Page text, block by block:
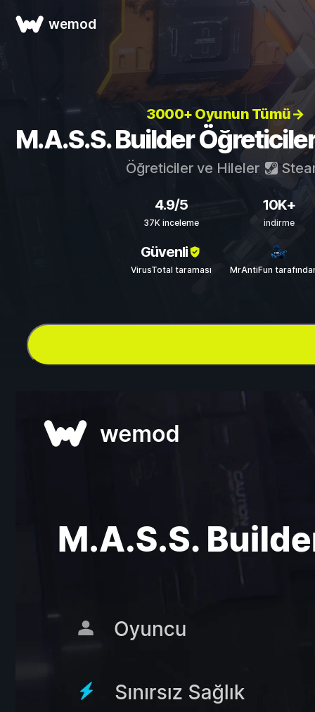
wemod
3000+ Oyunun Tümü→
M.A.S.S. Builder
Öğreticiler ve Hileler
4.9/5
37K inceleme
10K+
indirme
Güvenli
VirusTotal taraması MrAntiFun